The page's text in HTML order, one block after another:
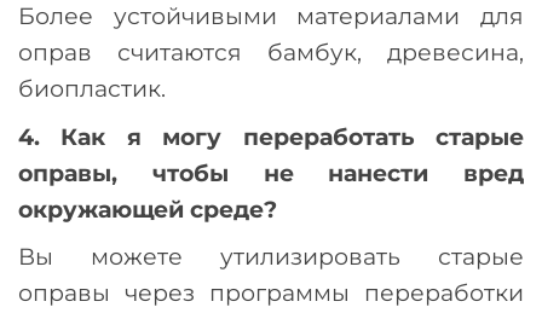
Более устойчивыми материалами для
оправ считаются бамбук, древесина,
биопластик.
4. Как я могу переработать старые
оправы, чтобы не нанести вред
окружающей среде?
Вы можете утилизировать старые
оправы через программы переработки